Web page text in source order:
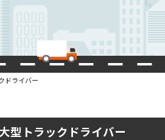
ドライバー
型トラックドライバー